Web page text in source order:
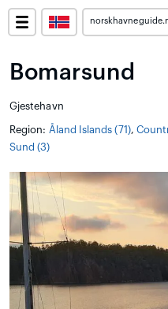
Bomarsund
Gjestehavn
Region: Åland Islands (71),
Sund (3)